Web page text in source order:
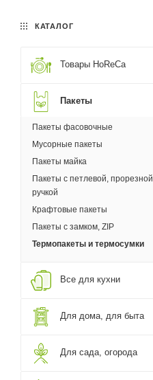
КАТАЛОГ
Товары HoReCa
Пакеты
Пакеты фасовочные
Мусорные пакеты
Пакеты майка
Пакеты с петлевой, прорезной
ручкой
Крафтовые пакеты
Пакеты с замком, ZIP
Термопакеты и термосумки
Все для кухни
Для дома, для быта
Для сада, огорода